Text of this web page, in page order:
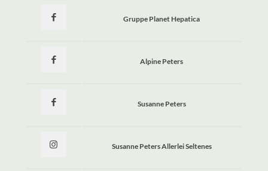
Gruppe Planet Hepatica
Alpine Peters
Susanne Peters
Susanne Peters Allerlei Seltenes